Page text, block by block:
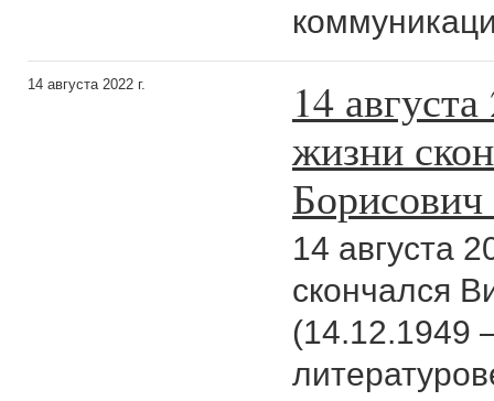
14 августа 2022 г.
14
жизни
14 августа
скончался
(14.12.1949